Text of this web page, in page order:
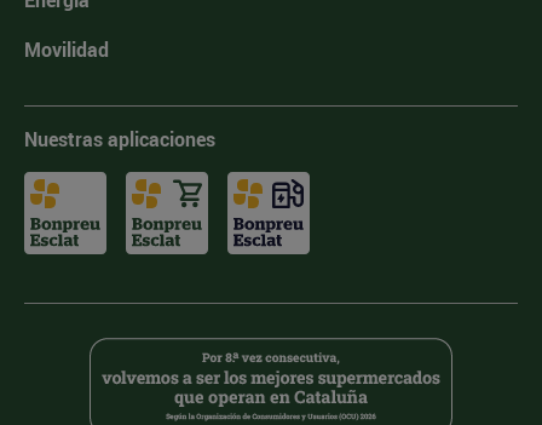
Movilidad
Nuestras aplicaciones